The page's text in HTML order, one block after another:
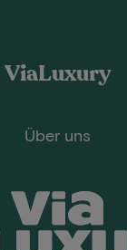
ViaLuxury
Über uns